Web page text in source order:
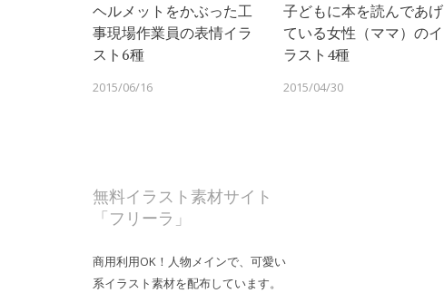
ヘルメットをかぶった工
事現場作業員の表情イラ
スト6種
2015/06/16
子どもに本を読んであげ
ている女性（ママ）のイ
ラスト4種
2015/04/30
無料イラスト素材サイト
「フリーラ」
商用利用OK！人物メインで、可愛い
系イラスト素材を配布しています。